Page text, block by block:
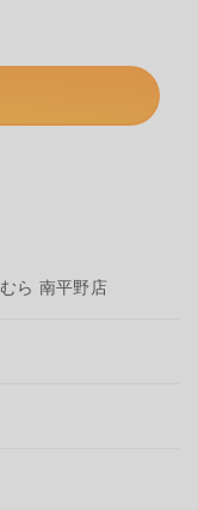
ら 南平野店